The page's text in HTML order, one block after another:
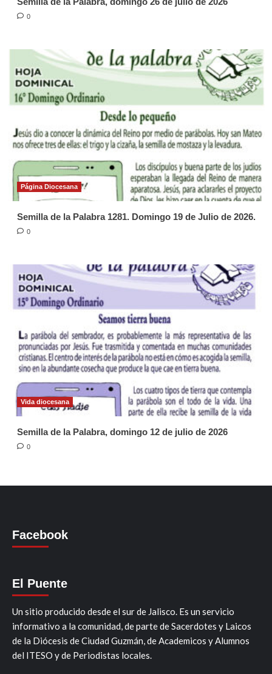
0
Página Diocesana
Semilla de la Palabra 1281. Domingo 19 de Julio de 2026.
0
Vida diocesana
Semilla de la Palabra, domingo 12 de julio de 2026
0
Facebook
El Puente
Un sitio producido desde el sur de Jalisco. Es un servicio
informativo a la comunidad, de parte de Sacerdotes y Laicos
de la Diócesis de Ciudad Guzmán, de Academicos y Alumnos
del ITESO y de Periodistas locales.